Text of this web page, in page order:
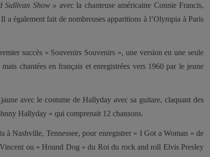
Sullivan Show » avec la chanteuse américaine Connie Francis,
également fait de nombreuses apparitions à l’Olympia à Paris
succès « Souvenirs Souvenirs », une version en une seule
chantées en français et enregistrées vers 1960 par le jeune
avec le costume de Hallyday avec sa guitare, claquant des
Hallyday » qui comprenait 12 chansons.
à Nashville, Tennessee, pour enregistrer « I Got a Woman » de
ou « Hound Dog » du Roi du rock and roll Elvis Presley